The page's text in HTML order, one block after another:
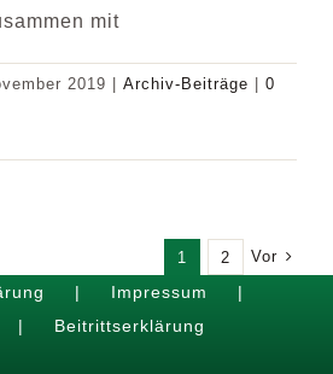
mit
2019 Archiv-Beiträge
0
1 2 Vor
Impressum
Beitrittserklärung